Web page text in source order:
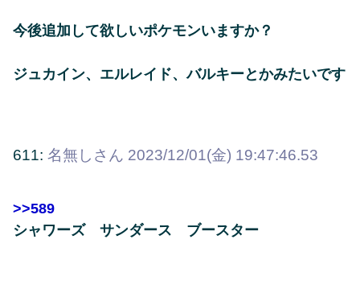
今後追加して欲しいポケモンいますか？
ジュカイン、エルレイド、バルキーとかみたいです
611: 名無しさん 2023/12/01(金) 19:47:46.53
>>589
シャワーズ サンダース ブースター